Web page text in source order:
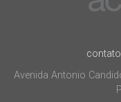
Avenida Antonio